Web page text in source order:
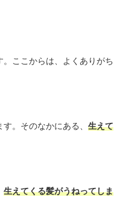
ここからは、よくありがち
。そのなかにある、 生えて
生えてくる髪がうねってしま